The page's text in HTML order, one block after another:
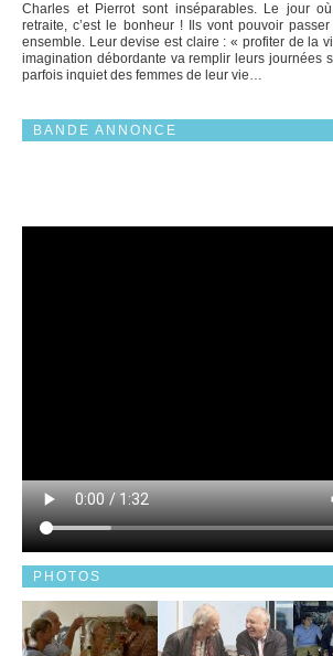
Charles et Pierrot sont inséparables. Le jour
retraite, c’est le bonheur ! Ils vont pouvoir
ensemble. Leur devise est claire : « profiter de la
imagination débordante va remplir leurs journées
parfois inquiet des femmes de leur vie…
BANDE ANNONCE
PHOTOS